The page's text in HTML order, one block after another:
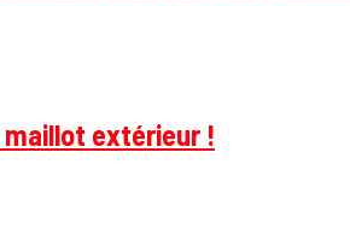
maillot extérieur !